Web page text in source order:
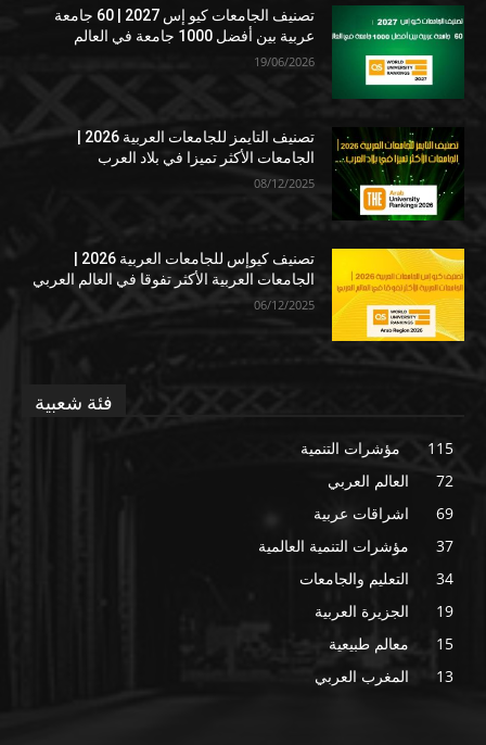
تصنيف الجامعات كيو إس 2027 | 60 جامعة
عربية بين أفضل 1000 جامعة في العالم
19/06/2026
الجامعات الأكثر تميزا في بلاد العرب
08/12/2025
الجامعات العربية الأكثر تفوقا في العالم العربي
06/12/2025
فئة شعبية
مؤشرات التنمية
115
العالم العربي
72
اشراقات عربية
69
مؤشرات التنمية العالمية
37
التعليم والجامعات
34
الجزيرة العربية
19
معالم طبيعية
15
المغرب العربي
13